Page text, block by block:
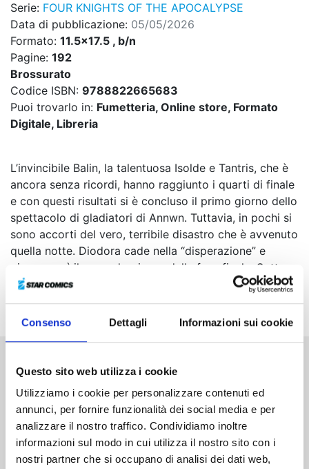
Consenso Dettagli Informazioni sui cookie
Questo sito web utilizza i cookie
Utilizziamo i cookie per personalizzare contenuti ed
annunci, per fornire funzionalità dei social media e per
analizzare il nostro traffico. Condividiamo inoltre
informazioni sul modo in cui utilizza il nostro sito con i
nostri partner che si occupano di analisi dei dati web,
Serie: FOUR KNIGHTS OF THE APOCALYPSE
Data di pubblicazione: 05/05/2026
Formato: 11.5x17.5 , b/n
Pagine: 192
Brossurato
Codice ISBN: 9788822665683
Puoi trovarlo in: Fumetteria, Online store, Formato
Digitale, Libreria
L’invincibile Balin, la talentuosa Isolde e Tantris, che è
ancora senza ricordi, hanno raggiunto i quarti di finale
e con questi risultati si è concluso il primo giorno dello
spettacolo di gladiatori di Annwn. Tuttavia, in pochi si
sono accorti del vero, terribile disastro che è avvenuto
quella notte. Diodora cade nella “disperazione” e
giunge così il secondo giorno della fase finale. Sotto
oscure nubi minacciose, Nasiens, Gawain e Isolde
salgono sul palco...
Altri volumi della serie